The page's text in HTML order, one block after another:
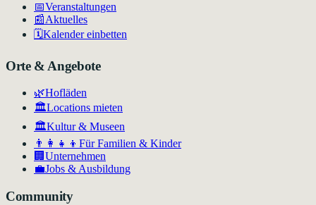
📅Veranstaltungen
📰Aktuelles
🗓️Kalender einbetten
Orte & Angebote
🌿Hofläden
🏛️Locations mieten
🏛Kultur & Museen
👨‍👩‍👧‍👦 Für Familien & Kinder
🏢 Unternehmen
💼Jobs & Ausbildung
Community